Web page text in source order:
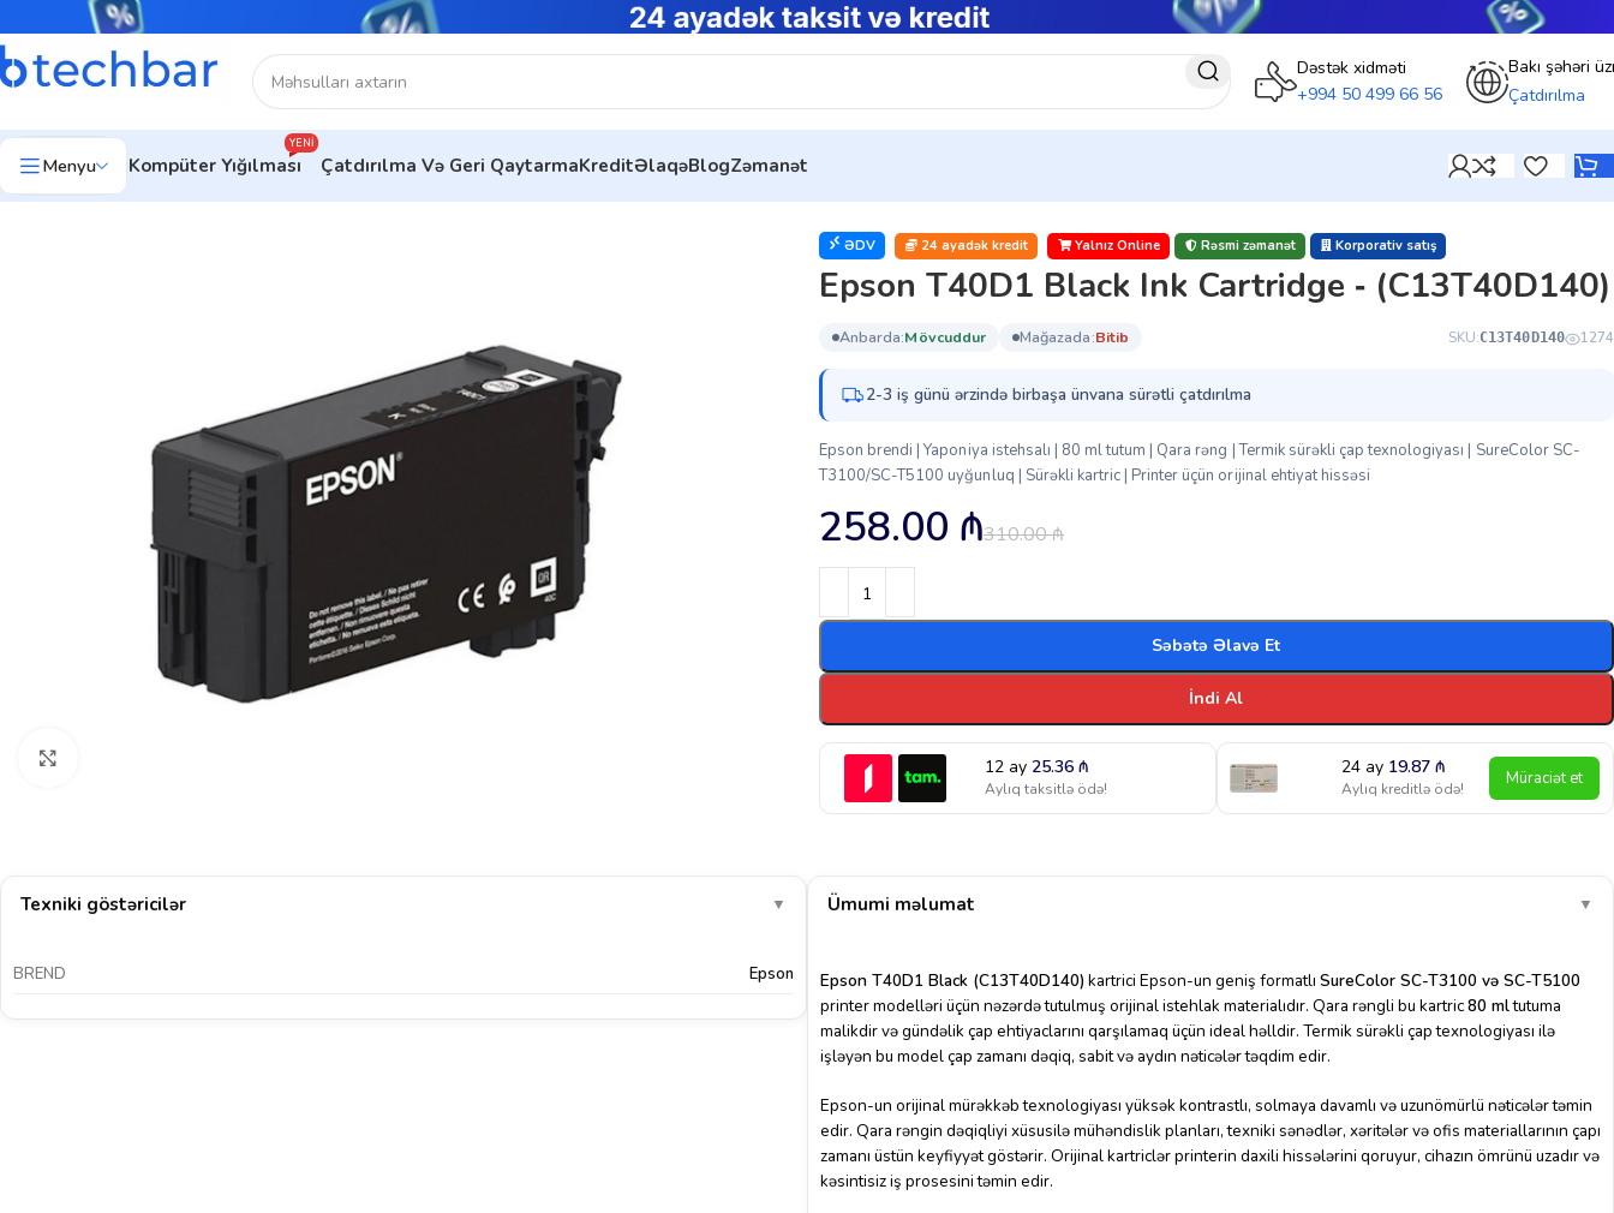
Dəstək xidməti
+994 50 499 66 56
Bakı şəhəri
Çatdırılma
Menyu Kompüter Yığılması
YENI
Çatdırılma Və Geri QaytarmaKreditƏlaqəBlogZəmanət
Ev Kartric Epson T40D1 Black Ink Cartridge ‑ (C13T40D140)
ƏDV 24 ayadək kredit Yalnız Online Rəsmi zəmanət Korporativ satış
Epson T40D1 Black Ink Cartridge ‑ (C13T40D140)
anbarda: mövcuddur mağazada: bi̇ti̇b SKU:C13T40D140 1274
2-3 iş günü ərzində birbaşa ünvana sürətli çatdırılma
Epson brendi | Yaponiya istehsalı | 80 ml tutum | Qara rəng | Termik sürəkli çap texnologiyası | SureColor SC-
T3100/SC-T5100 uyğunluq | Sürəkli kartric | Printer üçün orijinal ehtiyat hissəsi
310.00₼
258.00 ₼
Səbətə Əlavə Et
İndi Al
12 ay25.36₼
Aylıq taksitlə ödə!
24 ay 19.87₼
Aylıq kreditlə ödə! Müraciət et
Texniki göstəricilər ▼
BREND Epson
Ümumi məlumat ▼
Epson T40D1 Black (C13T40D140) kartrici Epson-un geniş formatlı SureColor SC-T3100 və SC-T5100
printer modelləri üçün nəzərdə tutulmuş orijinal istehlak materialıdır. Qara rəngli bu kartric80 mltutuma
malikdir və gündəlik çap ehtiyaclarını qarşılamaq üçün ideal həlldir. Termik sürəkli çap texnologiyası ilə
işləyən bu model çap zamanı dəqiq, sabit və aydın nəticələr təqdim edir.
Epson-un orijinal mürəkkəb texnologiyası yüksək kontrastlı, solmaya davamlı və uzunömürlü nəticələr təmin
edir. Qara rəngin dəqiqliyi xüsusilə mühəndislik planları, texniki sənədlər, xəritələr və ofis materiallarının çapı
zamanı üstün keyfiyyət göstərir. Orijinal kartriclər printerin daxili hissələrini qoruyur, cihazın ömrünü uzadır və
kəsintisiz iş prosesini təmin edir.